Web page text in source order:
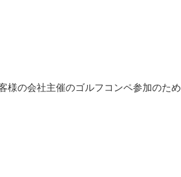
様の会社主催のゴルフコンペ参加のため